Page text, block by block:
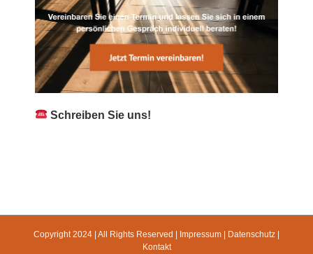
Schreiben Sie uns!
Copyright 2024 | All Rights Reserved | Impressum | Datenschutz |
Kontakt